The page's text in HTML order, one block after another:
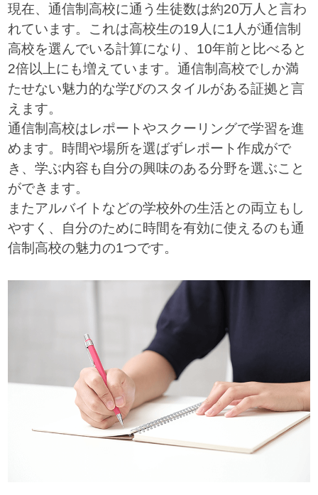
現在、通信制高校に通う生徒数は約20万人と言わ
れています。これは高校生の19人に1人が通信制
高校を選んでいる計算になり、10年前と比べると
2倍以上にも増えています。通信制高校でしか満
たせない魅力的な学びのスタイルがある証拠と言
えます。
通信制高校はレポートやスクーリングで学習を進
めます。時間や場所を選ばずレポート作成がで
き、学ぶ内容も自分の興味のある分野を選ぶこと
ができます。
またアルバイトなどの学校外の生活との両立もし
やすく、自分のために時間を有効に使えるのも通
信制高校の魅力の1つです。